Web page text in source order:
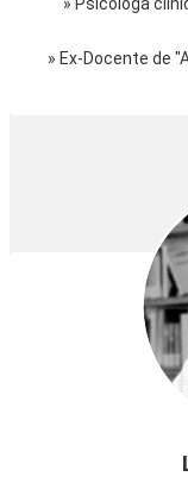
» Ex-Docente de